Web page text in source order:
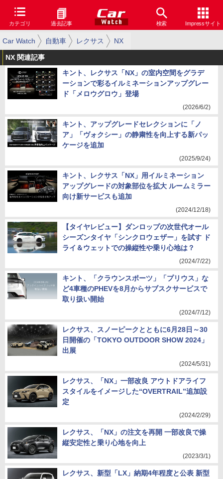
カテゴリ 過去記事 検索 Impressサイト
Car Watch 自動車 レクサス NX
NX 関連記事
キント、レクサス「NX」の室内空間をグラデ
ーションで彩るイルミネーションアップグレー
ド「メロウグロウ」登場
(2026/6/2)
キント、アップグレードセレクションに「ノ
ア」「ヴォクシー」の静粛性を向上する新パッ
ケージを追加
(2025/9/24)
キント、レクサス「NX」用イルミネーション
アップグレードの対象部位を拡大 ルームミラー
向け新サービスも追加
(2024/12/18)
【タイヤレビュー】ダンロップの次世代オール
シーズンタイヤ「シンクロウェザー」を試す ド
ライ＆ウェットでの操縦性や乗り心地は？
(2024/7/22)
キント、「クラウンスポーツ」「プリウス」な
ど4車種のPHEVを8月からサブスクサービスで
取り扱い開始
(2024/7/12)
レクサス、スノーピークとともに6月28日～30
日開催の「TOKYO OUTDOOR SHOW 2024」
出展
(2024/5/31)
レクサス、「NX」一部改良 アウトドアライフ
スタイルをイメージした“OVERTRAIL”追加設
定
(2024/2/29)
レクサス、「NX」の注文を再開 一部改良で操
縦安定性と乗り心地を向上
(2023/3/1)
レクサス、新型「LX」納期4年程度と公表 新型